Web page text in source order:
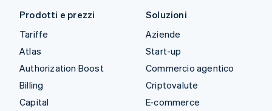
Prodotti e prezzi
Tariffe
Atlas
Authorization Boost
Billing
Capital
Soluzioni
Aziende
Start-up
Commercio agentico
Criptovalute
E-commerce